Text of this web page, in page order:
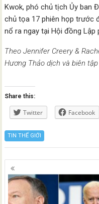
Kwok, phó chủ tịch Ủy ban
chủ tọa 17 phiên họp trước
nổ ra ngay tại Hội đồng Lập
Theo Jennifer Creery &
Hương Thảo dịch và biên tập
Share this:
Twitter Facebook
TIN THẾ GIỚI
Posts
navigation